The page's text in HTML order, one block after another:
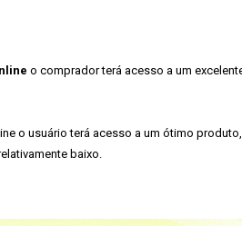
o comprador terá acesso a um
o usuário terá acesso a um ótimo
baixo.